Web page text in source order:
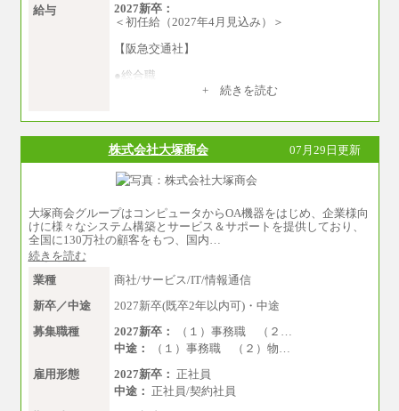
給与
2027新卒：
＜初任給（2027年4月見込み）＞
【阪急交通社】
●総合職
・専門・短大卒
月給229,500円(※1)、226,500円(※2)、221,500
※2…大阪府、京都府、兵庫県、滋賀県
※3…愛知県、静岡県
※4…北海道、宮城県、栃木県、群馬県、長野
県、新潟県、富山県、石川県、岡山県、広島
※5…青森県、鳥取県、島根県、愛媛県、高知
県、大分県、長崎県、熊本県、宮崎県、鹿児島
県、沖縄県、福島県、山形県
・月給には一律地域手当を含んだ金額を表示
（一律地域手当：※1…36,000円、※2…33,000
円、※3…28,000円、※4…25,000円、※5…23,00
0円）
・試用期間中も給与変更なし
+ 続きを読む
株式会社大塚商会 07月29日更新
大塚商会グループはコンピュータからOA機器をはじめ、企業様向
けに様々なシステム構築とサービス＆サポートを提供しており、
全国に130万社の顧客をもつ、国内…
続きを読む
業種
商社/サービス/IT/情報通信
新卒／中途
2027新卒(既卒2年以内可)・中途
募集職種
2027新卒：
（１）事務職 （２…
中途：
（１）事務職 （２）物…
雇用形態
2027新卒： 正社員
中途： 正社員/契約社員